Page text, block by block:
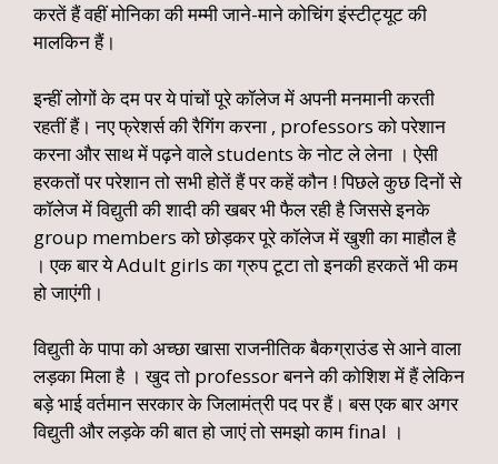
करतें हैं वहीं मोनिका की मम्मी जाने-माने कोचिंग इंस्टीट्यूट की
मालकिन हैं।
इन्हीं लोगों के दम पर ये पांचों पूरे कॉलेज में अपनी मनमानी करती
रहतीं हैं। नए फ्रेशर्स की रैगिंग करना , professors को परेशान
करना और साथ में पढ़ने वाले students के नोट ले लेना । ऐसी
हरकतों पर परेशान तो सभी होतें हैं पर कहें कौन ! पिछले कुछ दिनों से
कॉलेज में विद्युती की शादी की खबर भी फैल रही है जिससे इनके
group members को छोड़कर पूरे कॉलेज में खुशी का माहौल है
। एक बार ये Adult girls का ग्रुप टूटा तो इनकी हरकतें भी कम
हो जाएंगी।
विद्युती के पापा को अच्छा खासा राजनीतिक बैकग्राउंड से आने वाला
लड़का मिला है । खुद तो professor बनने की कोशिश में हैं लेकिन
बड़े भाई वर्तमान सरकार के जिलामंत्री पद पर हैं। बस एक बार अगर
विद्युती और लड़के की बात हो जाएं तो समझो काम final ।